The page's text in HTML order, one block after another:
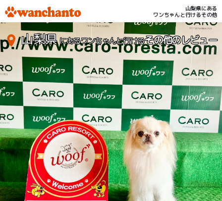
山梨県にある
ワンちゃんと行けるその他
山梨県にあるワンちゃんと行けるその他のレビュー